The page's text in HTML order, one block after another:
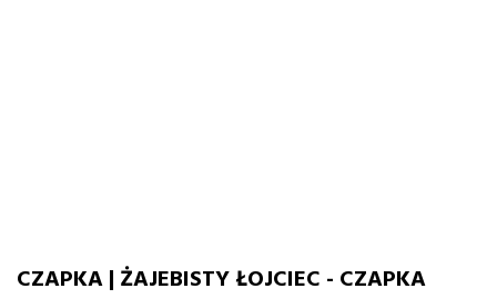
CZAPKA | ŻAJEBISTY ŁOJCIEC - CZAPKA